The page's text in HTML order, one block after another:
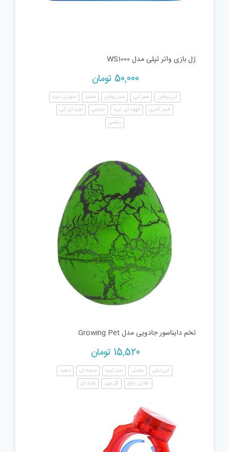
ژل بازی واتر تپلی مدل WS1000
50,000 تومان
آبی روشن سبز آبی سبز روشن سفید
صورتی تیره
قرمز آجری
قهوه ای تیره نارنجی
نقره ای آبی
یشمی
تخم دایناسور جادویی مدل Growing Pet
15,520 تومان
آبی نیلی بنفش سبز تیره سرمه ای
سفید
طلایی براق
گل بهی نقره ای